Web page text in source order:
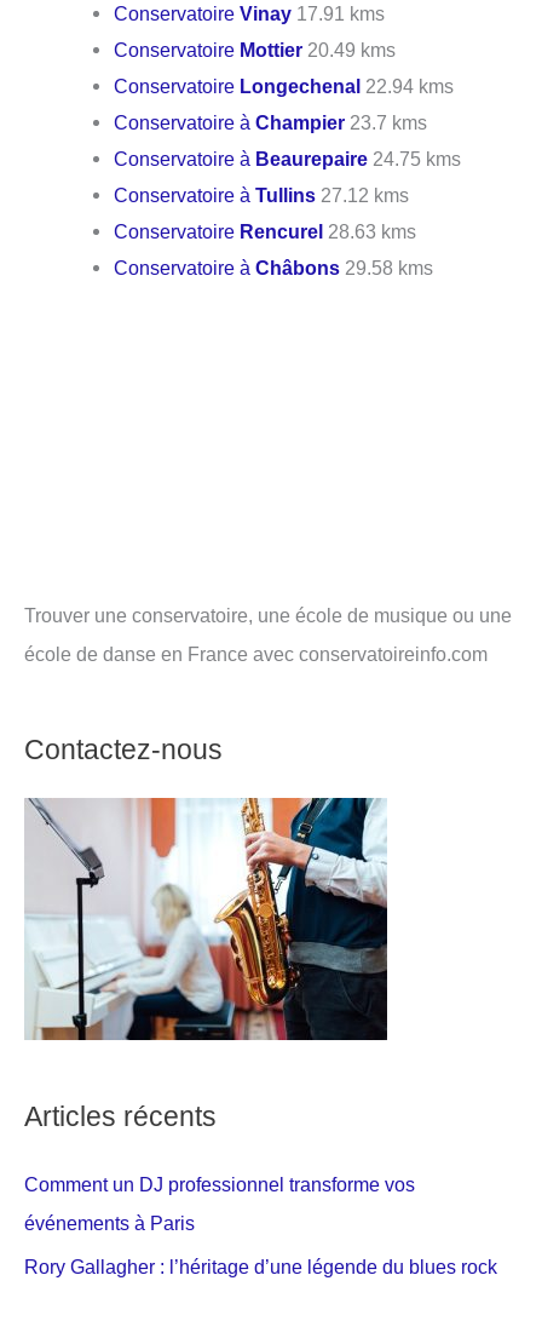
ConservatoireVinay 17.91 kms
Conservatoire Mottier 20.49 kms
Conservatoire Longechenal 22.94 kms
Conservatoire àChampier 23.7 kms
Conservatoire à Beaurepaire 24.75 kms
Conservatoire àTullins 27.12 kms
Conservatoire Rencurel 28.63 kms
Conservatoire àChâbons 29.58 kms
Trouver une conservatoire, une école de musique ou une
école de danse en France avec conservatoireinfo.com
Contactez-nous
Articles récents
Comment un DJ professionnel transforme vos
événements à Paris
Rory Gallagher : l’héritage d’une légende du blues rock